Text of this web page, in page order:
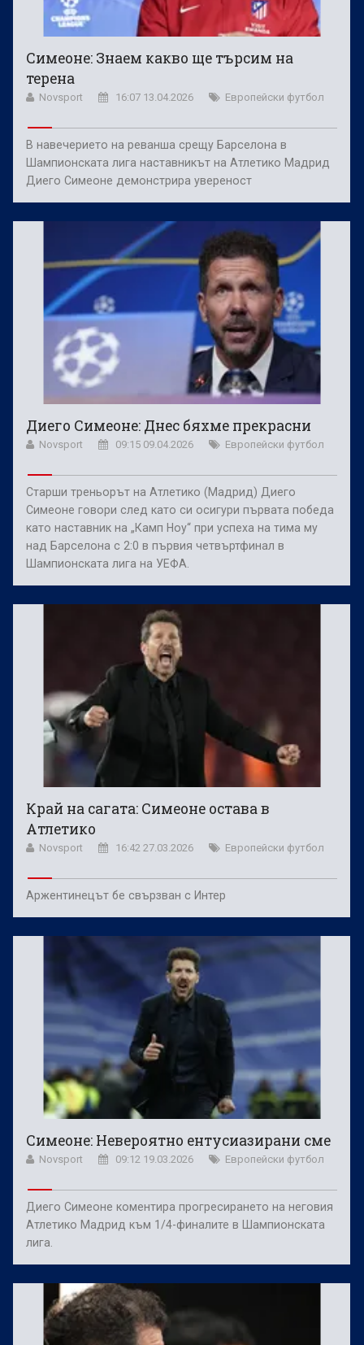
Симеоне: Знаем какво ще търсим на
терена
Novsport 16:07 13.04.2026 Европейски футбол
В навечерието на реванша срещу Барселона в
Шампионската лига наставникът на Атлетико Мадрид
Диего Симеоне демонстрира увереност
Диего Симеоне: Днес бяхме прекрасни
Novsport 09:15 09.04.2026 Европейски футбол
Старши треньорът на Атлетико (Мадрид) Диего
Симеоне говори след като си осигури първата победа
като наставник на „Камп Ноу“ при успеха на тима му
над Барселона с 2:0 в първия четвъртфинал в
Шампионската лига на УЕФА.
Край на сагата: Симеоне остава в
Атлетико
Novsport 16:42 27.03.2026 Европейски футбол
Аржентинецът бе свързван с Интер
Симеоне: Невероятно ентусиазирани сме
Novsport 09:12 19.03.2026 Европейски футбол
Диего Симеоне коментира прогресирането на неговия
Атлетико Мадрид към 1/4-финалите в Шампионската
лига.